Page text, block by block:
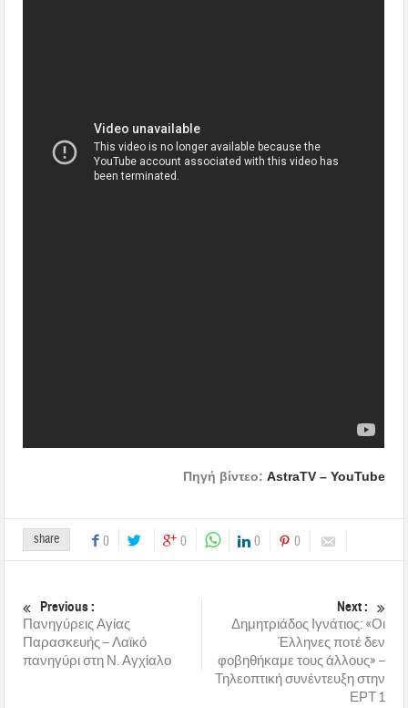
Πηγή βίντεο: AstraTV – YouTube
share 0 0 0 0
Previous :
Πανηγύρεις Αγίας
Παρασκευής – Λαϊκό
πανηγύρι στη Ν. Αγχίαλο
Next :
Δημητριάδος Ιγνάτιος: «Οι
Έλληνες ποτέ δεν
φοβηθήκαμε τους άλλους» –
Τηλεοπτική συνέντευξη στην
ΕΡΤ 1